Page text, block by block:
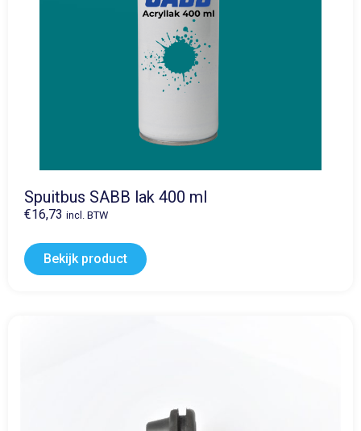
Spuitbus SABB lak 400 ml
€16,73 incl. BTW
Bekijk product